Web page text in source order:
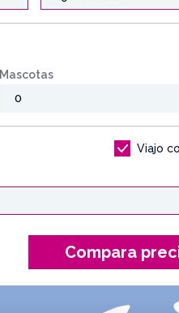
Mascotas
Viajo
Compara